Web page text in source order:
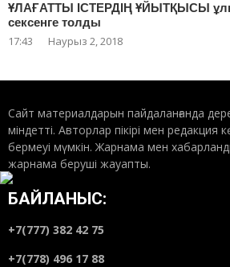
ҰЛАҒАТТЫ ІСТЕРДІҢ ҰЙЫТҚЫСЫ
сексенге толды
17:43 Наурыз 2, 2018
Сайт материалдарын пайдаланғанда
міндетті. Авторлар пікірі мен редакция
бермеуі мүмкін. Жарнама мен
жарнама беруші жауапты.
БАЙЛАНЫС:
+7(777) 382 42 75
+7(778) 496 17 88